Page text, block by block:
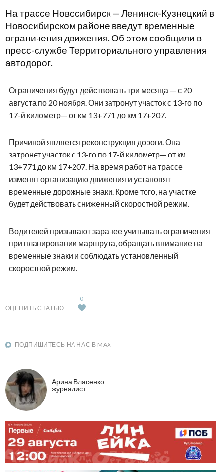
На трассе Новосибирск — Ленинск-Кузнецкий в
Новосибирском районе введут временные
ограничения движения. Об этом сообщили в
пресс-службе Территориального управления
автодорог.
Ограничения будут действовать три месяца — с 20
августа по 20 ноября. Они затронут участок с 13-го по
17-й километр— от км 13+771 до км 17+207.
Причиной является реконструкция дороги. Она
затронет участок с 13-го по 17-й километр— от км
13+771 до км 17+207. На время работ на трассе
изменят организацию движения и установят
временные дорожные знаки. Кроме того, на участке
будет действовать сниженный скоростной режим.
Водителей призывают заранее учитывать ограничения
при планировании маршрута, обращать внимание на
временные знаки и соблюдать установленный
скоростной режим.
ОЦЕНИТЬ СТАТЬЮ
0
ПОДПИШИТЕСЬ НА НАС В MAX
Арина Власенко
журналист